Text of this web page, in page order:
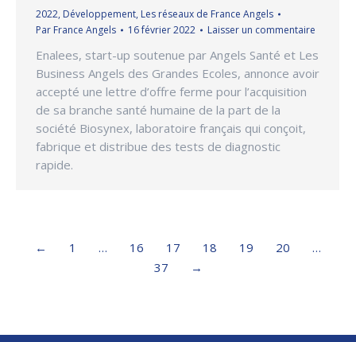
2022, Développement, Les réseaux de France Angels
Par France Angels 16 février 2022 Laisser un commentaire
Enalees, start-up soutenue par Angels Santé et Les
Business Angels des Grandes Ecoles, annonce avoir
accepté une lettre d’offre ferme pour l’acquisition
de sa branche santé humaine de la part de la
société Biosynex, laboratoire français qui conçoit,
fabrique et distribue des tests de diagnostic
rapide.
← 1 … 16 17 18 19 20
…
37
→